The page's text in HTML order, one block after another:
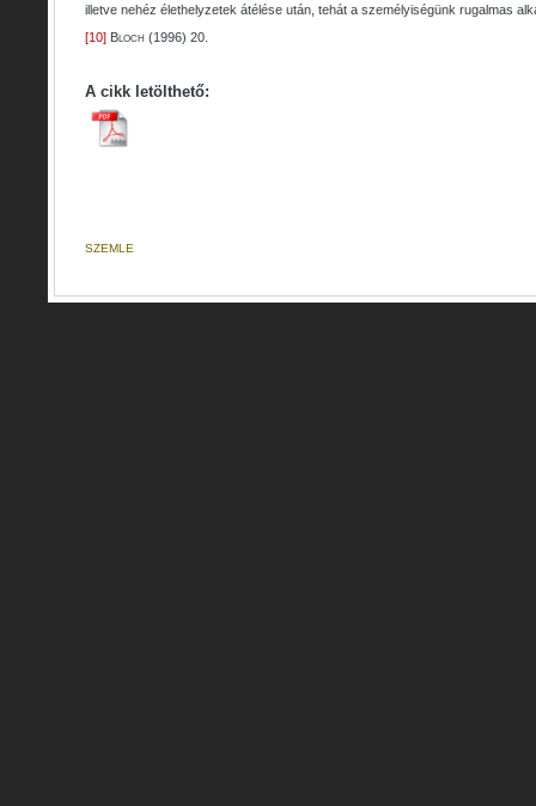
illetve nehéz élethelyzetek átélése után, tehát a személyiségünk rugalmas
[10] Bloch (1996) 20.
A cikk letölthető:
SZEMLE